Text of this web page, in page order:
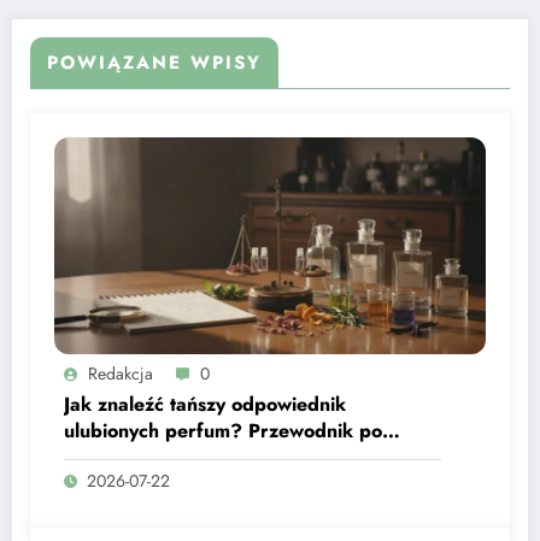
POWIĄZANE WPISY
Redakcja 0
Jak znaleźć tańszy odpowiednik
ulubionych perfum? Przewodnik po
nutach zapachowych
2026-07-22